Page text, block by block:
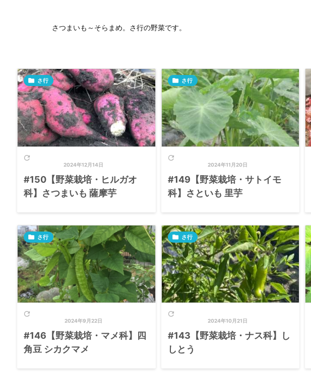
さつまいも～そらまめ。さ行の野菜です。

2024年12月14日
 さ行
#150【野菜栽培・ヒルガオ
科】さつまいも 薩摩芋

2024年11月20日
 さ行
#149【野菜栽培・サトイモ
科】さといも 里芋

2024年9月22日
 さ行
#146【野菜栽培・マメ科】四
角豆 シカクマメ

2024年10月21日
 さ行
#143【野菜栽培・ナス科】し
しとう